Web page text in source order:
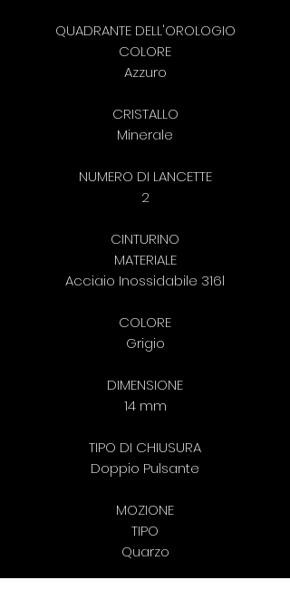
QUADRANTE DELL'OROLOGIO
COLORE
Azzuro
CRISTALLO
Minerale
NUMERO DI LANCETTE
2
CINTURINO
MATERIALE
Acciaio Inossidabile 316l
COLORE
Grigio
DIMENSIONE
14 mm
TIPO DI CHIUSURA
Doppio Pulsante
MOZIONE
TIPO
Quarzo